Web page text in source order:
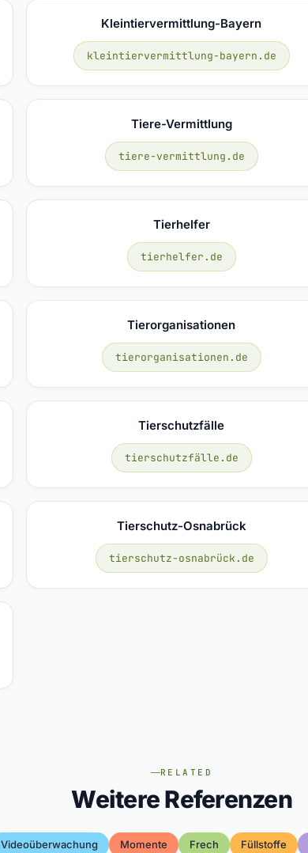
Kleintiervermittlung-Bayern
kleintiervermittlung-bayern.de
Tiere-Vermittlung
tiere-vermittlung.de
Tierhelfer
tierhelfer.de
Tierorganisationen
tierorganisationen.de
Tierschutzfälle
tierschutzfälle.de
Tierschutz-Osnabrück
tierschutz-osnabrück.de
RELATED
Weitere Referenzen
Videoüberwachung Momente Frech Füllstoffe